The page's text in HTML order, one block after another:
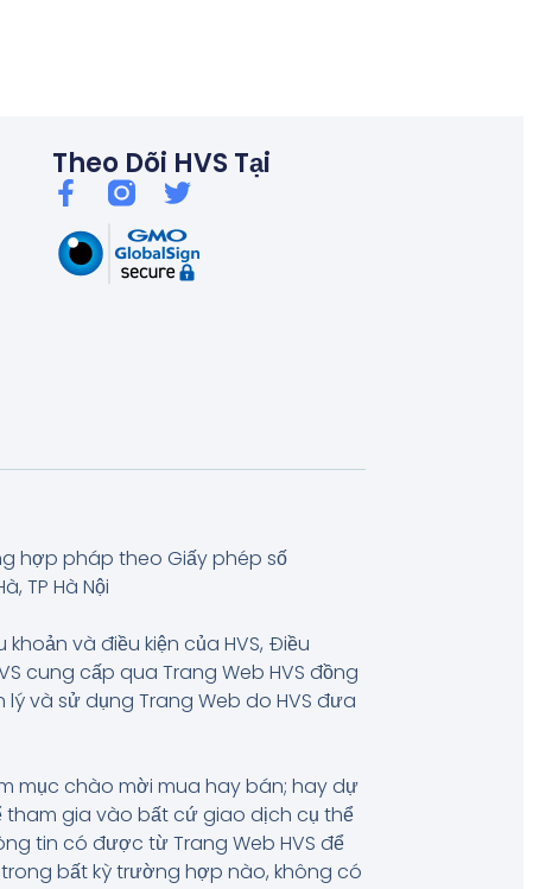
Theo Dõi HVS Tại
hợp pháp theo Giấy phép số
TP Hà Nội
và điều kiện của HVS, Điều
cung cấp qua Trang Web HVS đồng
và sử dụng Trang Web do HVS đưa
mục chào mời mua hay bán; hay dự
gia vào bất cứ giao dịch cụ thể
tin có được từ Trang Web HVS để
bất kỳ trường hợp nào, không có